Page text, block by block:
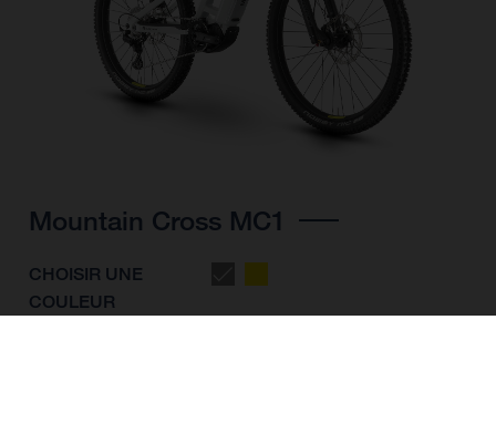
Mountain Cross MC1
CHOISIR UNE
COULEUR